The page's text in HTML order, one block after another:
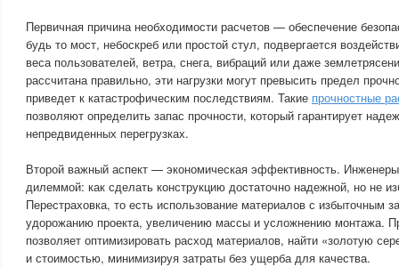
Первичная причина необходимости расчетов — обеспечение
будь то мост, небоскреб или простой стул, подвергается
веса пользователей, ветра, снега, вибраций или даже
рассчитана правильно, эти нагрузки могут превысить предел
приведет к катастрофическим последствиям. Такие прочностные
позволяют определить запас прочности, который гарантирует
непредвиденных перегрузках.
Второй важный аспект — экономическая эффективность.
дилеммой: как сделать конструкцию достаточно надежной, но не
Перестраховка, то есть использование материалов с избыточным
удорожанию проекта, увеличению массы и усложнению монтажа.
позволяет оптимизировать расход материалов, найти «золотую
и стоимостью, минимизируя затраты без ущерба для качества.